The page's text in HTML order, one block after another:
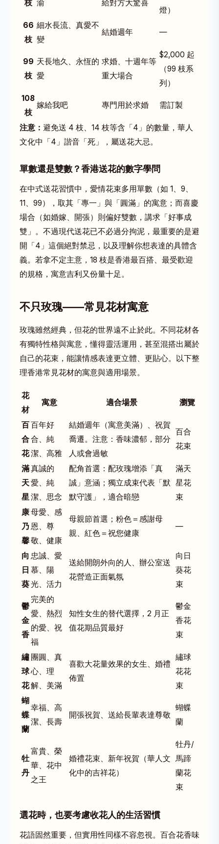
枝 渝 給對方大驚喜
燈）
66
枝
細水長流、真愛不
變
結婚週年 —
99
枝
天長地久、永恆的
愛
求婚、十週年等
重大場合
$2,000 起
（99 枝系
列）
108
枝
嫁給我吧 專門用於求婚 需訂製
注意： 避免送 4 枝、14 枝等含「4」的數量，華人
文化中「4」諧音「死」，屬送花大忌。
單數還是雙數？香港送花的數字學問
在中式送花習慣中，愛情花束多用單數（如 1、9、
11、99），取其「專一」與「圓滿」的寓意；而喜慶
場合（如婚嫁、開張）則偏好雙數，講求「好事成
雙」。不過現代送花已不必過分拘泥，最重要的是避
開「4」這個絕對禁忌，以及理解你想表達的具體含
義。若拿不定主意，18 枝是香港最百搭、最受歡迎
的規格，寓意吉利又份量十足。
不只玫瑰——常見花材寓意
玫瑰雖然經典，但花的世界遠不止於此。不同花材各
有獨特性格與寓意，懂得靈活運用，甚至混搭出屬於
自己的花束，能讓情感表達更立體、更貼心。以下整
理香港常見花材的寓意與適用場景。
花
材
寓意 適合場景 瀏覽
百
合
花
百年好
合、純
潔、高雅
結婚週年（寓意美滿）、祝賀
喬遷。注意：香味濃郁，部分
人或會過敏
百合
花束
滿
天
星
真誠的
愛、純
潔、思念
配角首選：配玫瑰增添「真
誠」意涵；獨立成束代表「默
默守護」，適合暗戀
滿天
星花
束
康
乃
馨
母愛、感
恩、尊
敬、健康
母親節首選；粉色＝感謝母
親、紅色＝祝您健康
—
向
日
葵
忠誠、愛
慕、陽
光、活力
送給開朗外向的人、辦公室送
花營造正面氣氛
向日
葵花
束
鬱
金
香
完美的
愛、熱烈
的愛、祝
福
知性女生的替代選擇，2 月正
值花期品質最好
鬱金
香花
束
繡
球
花
團圓、真
心、理
解、美滿
喜歡大花量效果的女生、婚禮
佈置
繡球
花花
束
蝴
蝶
蘭
幸福、高
潔、長壽
開張祝賀、送給長輩表達尊敬
蝴蝶
蘭
牡
丹
富貴、榮
華、花中
之王
婚禮花束、新年祝賀（華人文
化中的吉祥花）
牡丹/
馬蹄
蘭花
束
選花時，也要考慮收花人的生活習慣
花語固然重要，但實用性同樣不容忽視。百合花香味